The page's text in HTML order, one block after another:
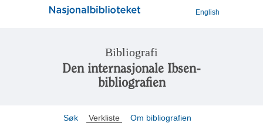
English
Bibliografi
Den internasjonale Ibsen-
bibliografien
Søk Verkliste Om bibliografien